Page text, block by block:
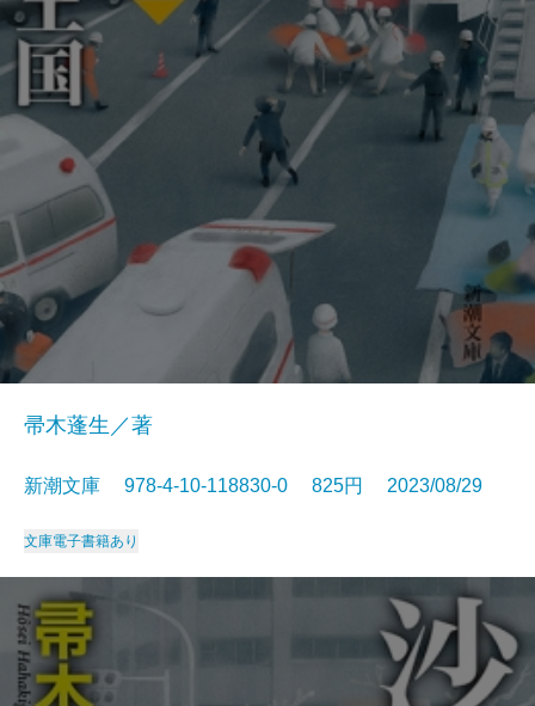
帚木蓬生／著
新潮文庫 978-4-10-118830-0 825円 2023/08/29
文庫電子書籍あり